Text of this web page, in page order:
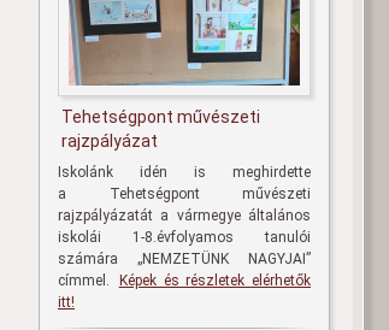
Tehetségpont művészeti
rajzpályázat
Iskolánk idén is meghirdette
a
Tehetségpont művészeti
rajzpályázatát a vármegye általános
iskolái 1-8.évfolyamos tanulói
számára „NEMZETÜNK NAGYJAI ”
címmel.
Képek és részletek elérhetők
itt!